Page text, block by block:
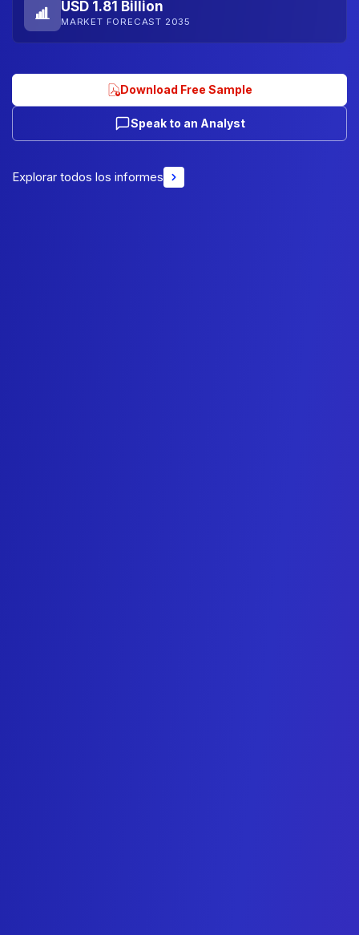
USD 1.81 Billion
MARKET FORECAST 2035
Download Free Sample
Speak to an Analyst
Explorar todos los informes